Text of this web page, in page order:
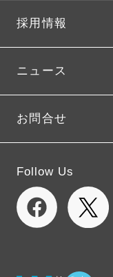
採用情報
ニュース
お問合せ
Follow Us